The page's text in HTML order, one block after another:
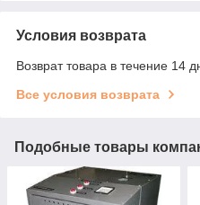
Условия возврата
Возврат товара в течение 14
Все условия возврата
Подобные товары